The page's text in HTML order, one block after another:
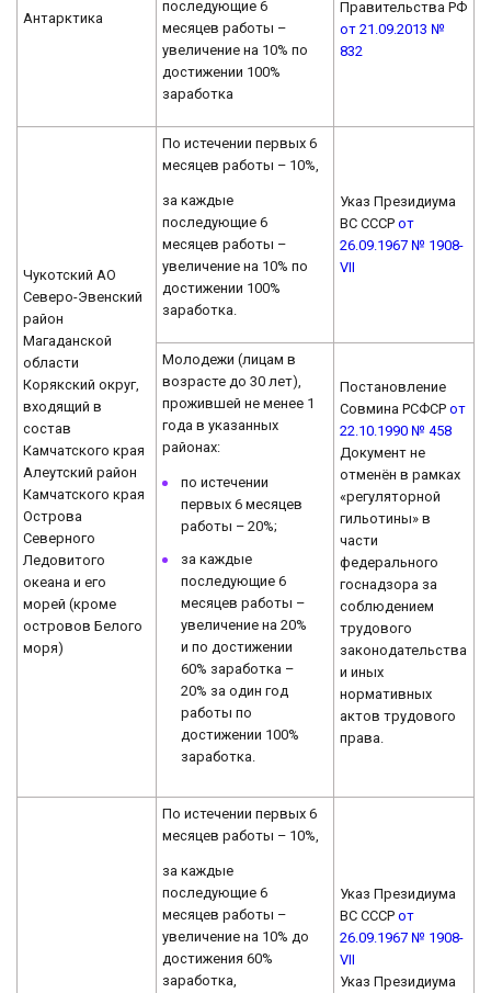
Антарктика
последующие 6
месяцев работы –
увеличение на 10% по
достижении 100%
заработка
Правительства РФ
от 21.09.2013 №
832
Чукотский АО
Северо-Эвенский
район
Магаданской
области
Корякский округ,
входящий в
состав
Камчатского края
Алеутский район
Камчатского края
Острова
Северного
Ледовитого
океана и его
морей (кроме
островов Белого
моря)
По истечении первых 6
месяцев работы – 10%,
за каждые
последующие 6
месяцев работы –
увеличение на 10% по
достижении 100%
заработка.
Указ Президиума
ВС СССРот
26.09.1967 № 1908-
VII
Молодежи (лицам в
возрасте до 30 лет),
прожившей не менее 1
года в указанных
районах:
по истечении
первых 6 месяцев
работы – 20%;
за каждые
последующие 6
месяцев работы –
увеличение на 20%
и по достижении
60% заработка –
20% за один год
работы по
достижении 100%
заработка.
Постановление
Совмина РСФСРот
22.10.1990 № 458
Документ не
отменён в рамках
«регуляторной
гильотины» в
части
федерального
госнадзора за
соблюдением
трудового
законодательства
и иных
нормативных
актов трудового
права.
По истечении первых 6
месяцев работы – 10%,
за каждые
последующие 6
месяцев работы –
увеличение на 10% до
достижения 60%
заработка,
Указ Президиума
ВС СССРот
26.09.1967 № 1908-
VII
Указ Президиума